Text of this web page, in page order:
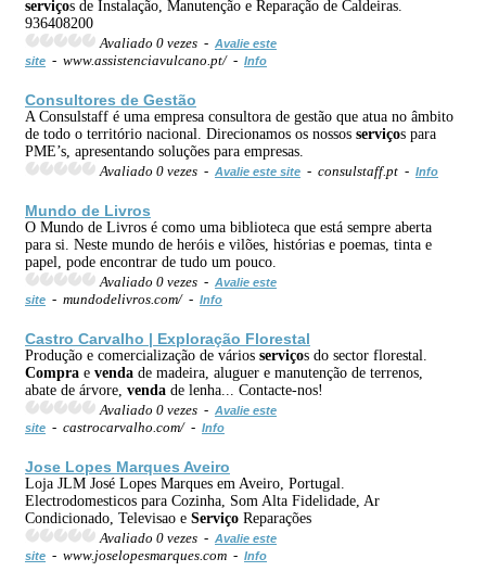
serviços de Instalação, Manutenção e Reparação de Caldeiras.
936408200
Avaliado 0 vezes - Avalie este
site - www.assistenciavulcano.pt/ - Info
Consultores de Gestão
A Consulstaff é uma empresa consultora de gestão que atua no âmbito
de todo o território nacional. Direcionamos os nossos serviços para
PME’s, apresentando soluções para empresas.
Avaliado 0 vezes - Avalie este site - consulstaff.pt - Info
Mundo de Livros
O Mundo de Livros é como uma biblioteca que está sempre aberta
para si. Neste mundo de heróis e vilões, histórias e poemas, tinta e
papel, pode encontrar de tudo um pouco.
Avaliado 0 vezes - Avalie este
site - mundodelivros.com/ - Info
Castro Carvalho | Exploração Florestal
Produção e comercialização de vários serviços do sector florestal.
Compra e venda de madeira, aluguer e manutenção de terrenos,
abate de árvore, venda de lenha... Contacte-nos!
Avaliado 0 vezes - Avalie este
site - castrocarvalho.com/ - Info
Jose Lopes Marques Aveiro
Loja JLM José Lopes Marques em Aveiro, Portugal.
Electrodomesticos para Cozinha, Som Alta Fidelidade, Ar
Condicionado, Televisao e Serviço Reparações
Avaliado 0 vezes - Avalie este
site - www.joselopesmarques.com - Info